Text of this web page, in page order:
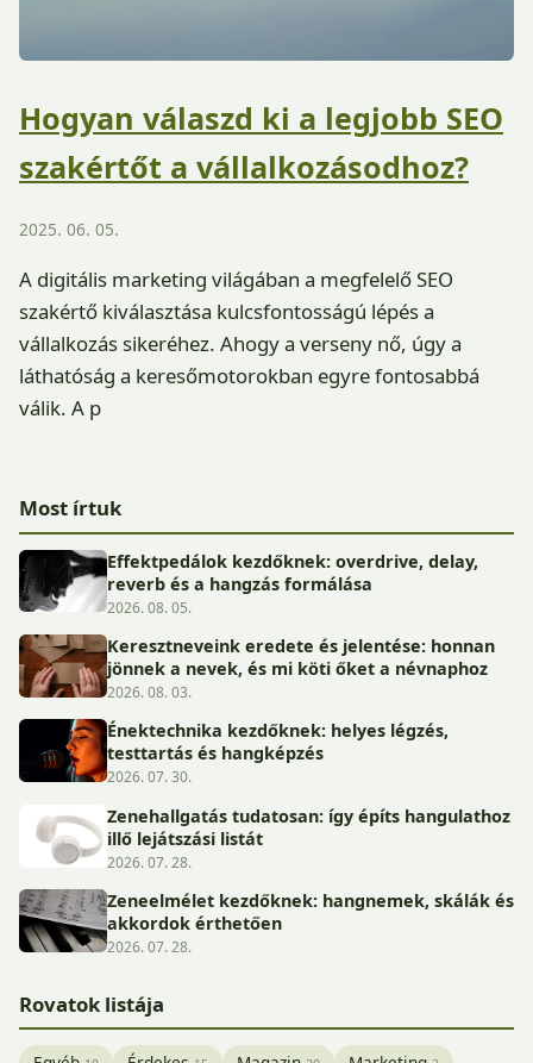
Hogyan válaszd ki a legjobb SEO
szakértőt a vállalkozásodhoz?
2025. 06. 05.
A digitális marketing világában a megfelelő SEO
szakértő kiválasztása kulcsfontosságú lépés a
vállalkozás sikeréhez. Ahogy a verseny nő, úgy a
láthatóság a keresőmotorokban egyre fontosabbá
válik. A p
Most írtuk
Effektpedálok kezdőknek: overdrive, delay,
reverb és a hangzás formálása
2026. 08. 05.
Keresztneveink eredete és jelentése: honnan
jönnek a nevek, és mi köti őket a névnaphoz
2026. 08. 03.
Énektechnika kezdőknek: helyes légzés,
testtartás és hangképzés
2026. 07. 30.
Zenehallgatás tudatosan: így építs hangulathoz
illő lejátszási listát
2026. 07. 28.
Zeneelmélet kezdőknek: hangnemek, skálák és
akkordok érthetően
2026. 07. 28.
Rovatok listája